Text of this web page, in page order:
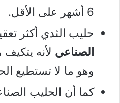
6 أشهر على الأقل.
حليب الثدي أكثر
الصناعي لأنه
وهو ما لا تستطيع
كما أن الحليب